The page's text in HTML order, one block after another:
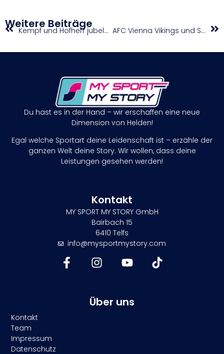
Weitere Beiträge Kempf und Hofherr jubeln über Gesamtsieg AFC Vienna Vikings und SG Telfs Patriots/Schwaz Hammers um Titel in Ladies Bowl XXIV
Du hast es in der Hand – wir erschaffen eine neue
Dimension von Helden!
Egal welche Sportart deine Leidenschaft ist – erzähle der
ganzen Welt deine Story. Wir wollen, dass deine
Leistungen gesehen werden!
Kontakt
MY SPORT MY STORY GmbH
Bairbach 15
6410 Telfs
info@mysportmystory.com
Über uns
Kontakt
Team
Impressum
Datenschutz